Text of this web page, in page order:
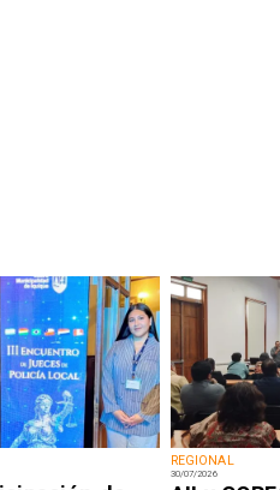
REGIONAL
30/07/2026